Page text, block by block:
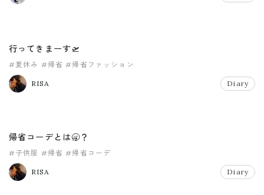
行ってきまーす🛫
#夏休み #帰省 #帰省ファッション
RISA Diary
帰省コーデとは🥱？
#子供服 #帰省 #帰省コーデ
RISA Diary